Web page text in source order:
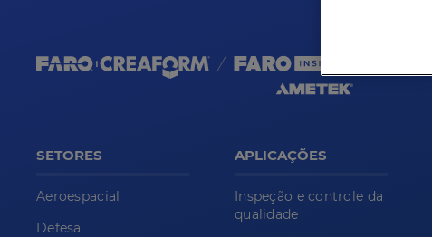
SETORES
Aeroespacial
Defesa
APLICAÇÕES
Inspeção e controle da
qualidade